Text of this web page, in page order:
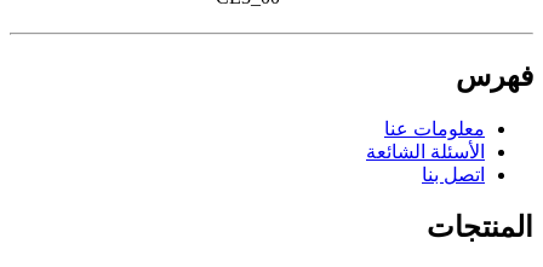
فهرس
معلومات عنا
الأسئلة الشائعة
اتصل بنا
المنتجات